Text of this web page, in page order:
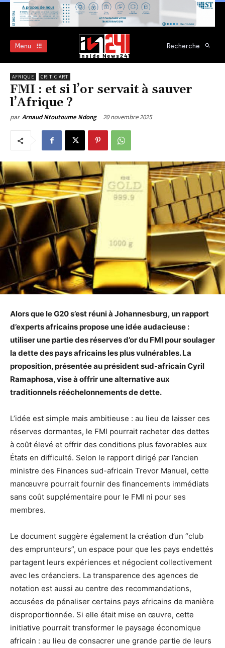
Menu Recherche
AFRIQUE CRITIC'ART
FMI : et si l’or servait à sauver
l’Afrique ?
par Arnaud Ntoutoume Ndong 20 novembre 2025
Alors que le G20 s’est réuni à Johannesburg, un rapport
d’experts africains propose une idée audacieuse :
utiliser une partie des réserves d’or du FMI pour soulager
la dette des pays africains les plus vulnérables. La
proposition, présentée au président sud-africain Cyril
Ramaphosa, vise à offrir une alternative aux
traditionnels rééchelonnements de dette.
L’idée est simple mais ambitieuse : au lieu de laisser ces
réserves dormantes, le FMI pourrait racheter des dettes
à coût élevé et offrir des conditions plus favorables aux
États en difficulté. Selon le rapport dirigé par l’ancien
ministre des Finances sud-africain Trevor Manuel, cette
manœuvre pourrait fournir des financements immédiats
sans coût supplémentaire pour le FMI ni pour ses
membres.
Le document suggère également la création d’un “club
des emprunteurs”, un espace pour que les pays endettés
partagent leurs expériences et négocient collectivement
avec les créanciers. La transparence des agences de
notation est aussi au centre des recommandations,
accusées de pénaliser certains pays africains de manière
disproportionnée. Si elle était mise en œuvre, cette
initiative pourrait transformer le paysage économique
africain : au lieu de consacrer une grande partie de leurs